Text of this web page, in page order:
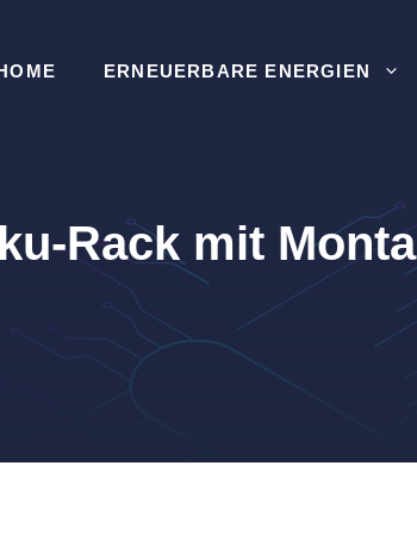
ERNEUERBARE ENERGIEN
Rack mit